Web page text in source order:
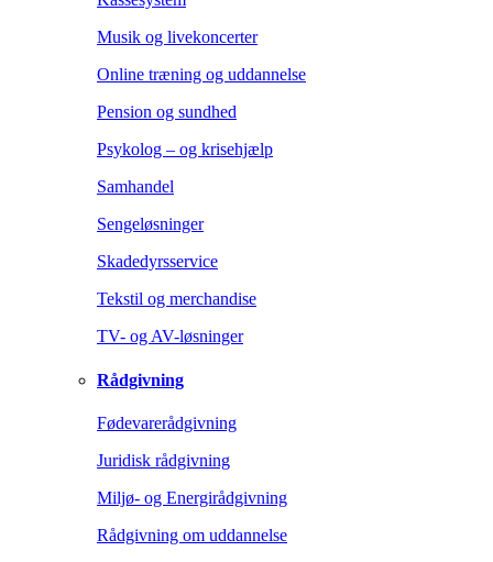
Musik og livekoncerter
Online træning og uddannelse
Pension og sundhed
Psykolog – og krisehjælp
Samhandel
Sengeløsninger
Skadedyrsservice
Tekstil og merchandise
TV- og AV-løsninger
Rådgivning
Fødevarerådgivning
Juridisk rådgivning
Miljø- og Energirådgivning
Rådgivning om uddannelse